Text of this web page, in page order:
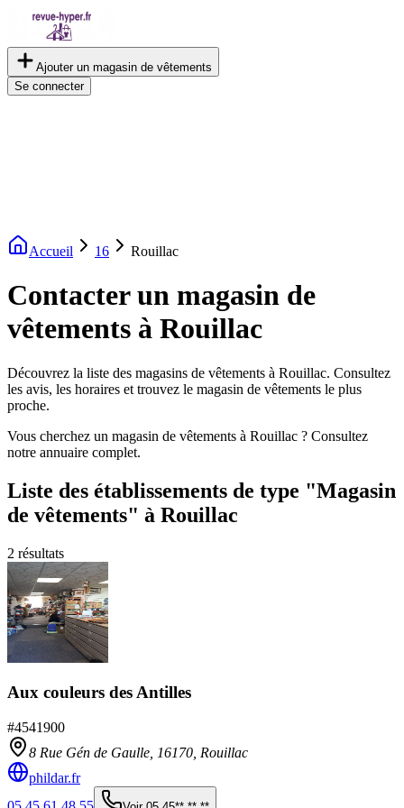
Ajouter un magasin de vêtements
Se connecter
Accueil 16 Rouillac
Contacter un magasin de
vêtements à Rouillac
Découvrez la liste des magasins de vêtements à Rouillac. Consultez
les avis, les horaires et trouvez le magasin de vêtements le plus
proche.
Vous cherchez un magasin de vêtements à Rouillac ? Consultez
notre annuaire complet.
Liste des établissements de type "Magasin
de vêtements" à Rouillac
2 résultats
Aux couleurs des Antilles
#4541900
8 Rue Gén de Gaulle, 16170 Rouillac
phildar.fr